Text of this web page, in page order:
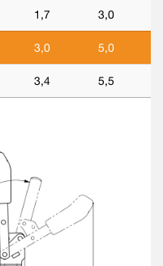
1,7 3,0
3,0 5,0
3,4 5,5